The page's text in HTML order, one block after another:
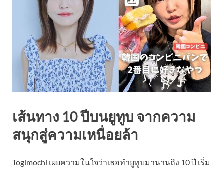
เส้นทาง 10 ปีบนยูทูบ จากความ
สนุกสู่ความเหนื่อยล้า
Togimochi เผยความในใจว่าเธอทำยูทูบมานานถึง 10 ปี เริ่ม